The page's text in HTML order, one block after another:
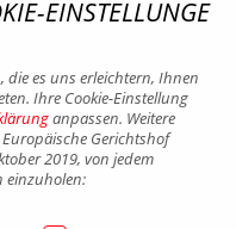
EINSTELLUNGE
die es uns erleichtern, Ihnen
Ihre Cookie-Einstellung
anpassen. Weitere
Europäische Gerichtshof
2019, von jedem
einzuholen: